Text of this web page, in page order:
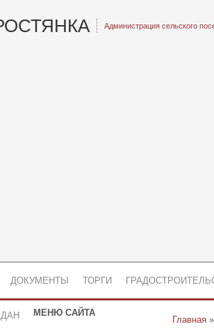
Администрация сельского
ДОКУМЕНТЫ ТОРГИ
МЕНЮ САЙТА
Главная »